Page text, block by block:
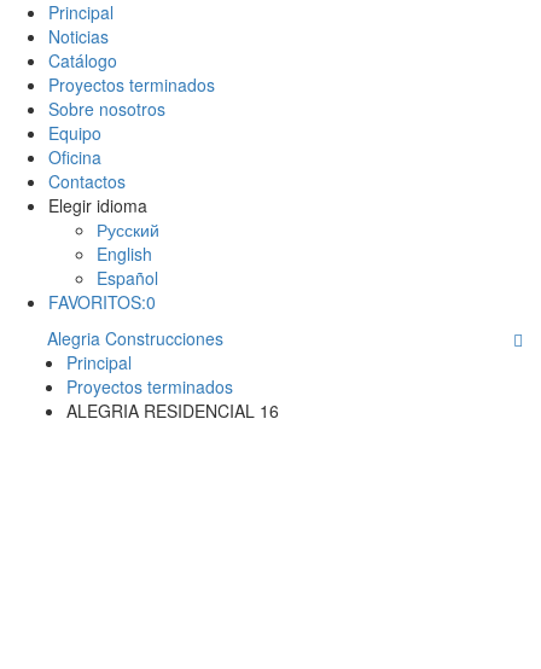
Principal
Noticias
Catálogo
Proyectos terminados
Sobre nosotros
Equipo
Oficina
Contactos
Elegir idioma
Русский
English
Español
FAVORITOS:0
Alegria Construcciones
Principal
Proyectos terminados
ALEGRIA RESIDENCIAL 16